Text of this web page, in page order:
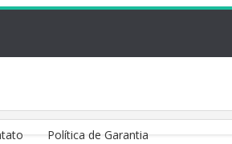
Política de Garantia